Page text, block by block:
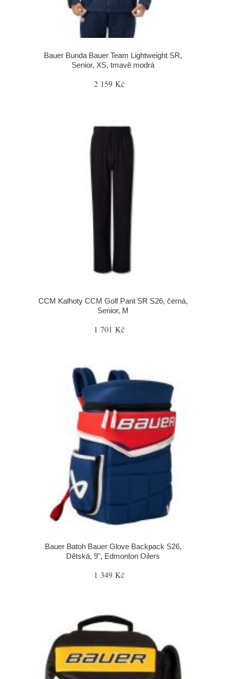
Bauer Bunda Bauer Team Lightweight SR,
Senior, XS, tmavě modrá
2 159 Kč
CCM Kalhoty CCM Golf Pant SR S26, černá,
Senior, M
1 701 Kč
Bauer Batoh Bauer Glove Backpack S26,
Dětská, 9", Edmonton Oilers
1 349 Kč